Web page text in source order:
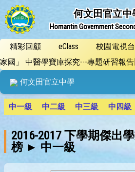
何文田官立中
Homantin Government
精彩回顧 eClass 校園電視台
家國」 中醫學寶庫探究---專題研習報
何文田官立中學
中一級 中二級 中三級 中四級
2016-2017 下學期傑出
榜 ► 中一級